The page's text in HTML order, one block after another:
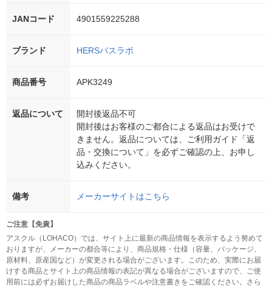
JANコード 4901559225288
ブランド HERSバスラボ
商品番号 APK3249
返品について
開封後返品不可
開封後はお客様のご都合による返品はお受けで
きません。返品については、ご利用ガイド「返
品・交換について」を必ずご確認の上、お申し
込みください。
備考 メーカーサイトはこちら
ご注意【免責】
アスクル（LOHACO）では、サイト上に最新の商品情報を表示するよう努めて
おりますが、メーカーの都合等により、商品規格・仕様（容量、パッケージ、
原材料、原産国など）が変更される場合がございます。このため、実際にお届
けする商品とサイト上の商品情報の表記が異なる場合がございますので、ご使
用前には必ずお届けした商品の商品ラベルや注意書きをご確認ください。さら